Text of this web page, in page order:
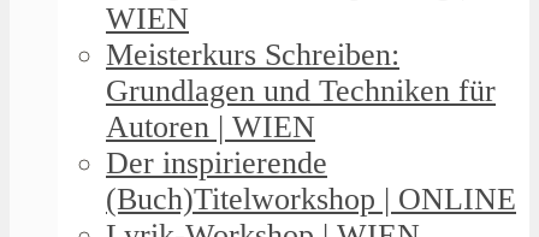
WIEN
Meisterkurs Schreiben:
Grundlagen und Techniken für
Autoren | WIEN
Der inspirierende
(Buch)Titelworkshop | ONLINE